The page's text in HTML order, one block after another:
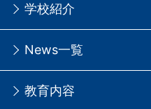
学校紹介
News一覧
教育内容